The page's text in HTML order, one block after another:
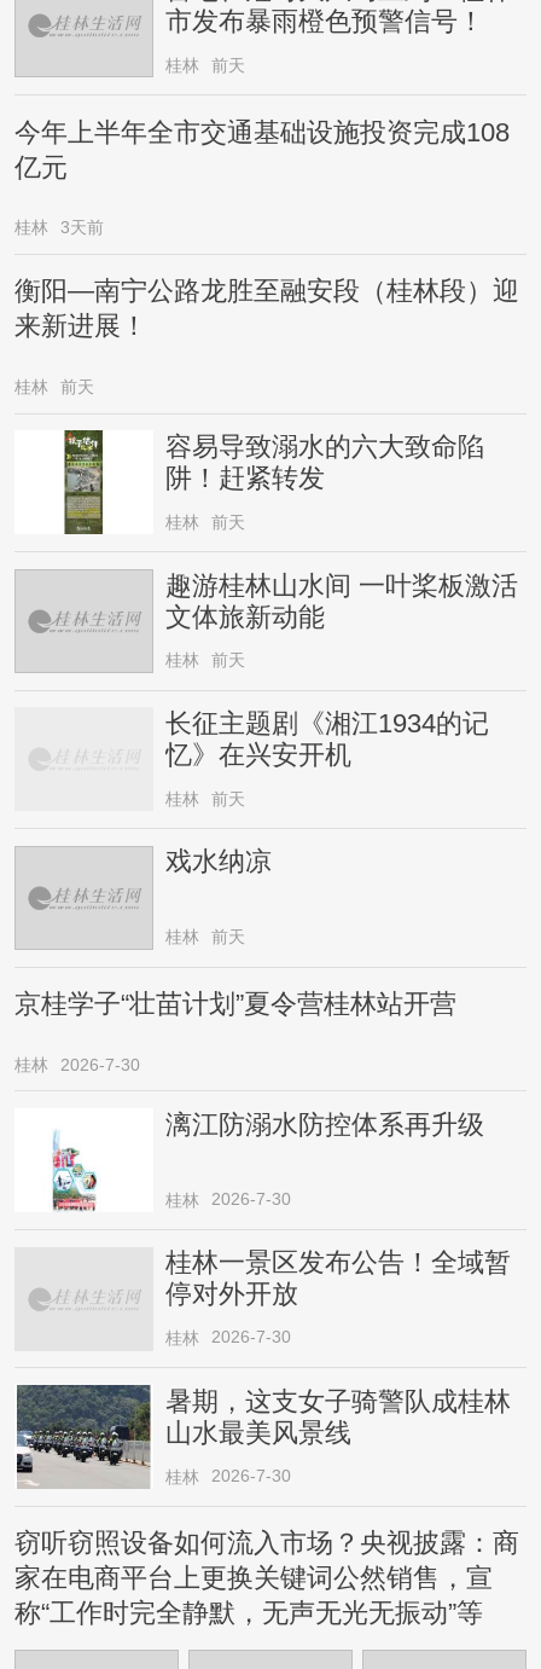
市发布暴雨橙色预警信号！
桂林 前天
今年上半年全市交通基础设施投资完成108
亿元
桂林 3天前
衡阳—南宁公路龙胜至融安段（桂林段）迎
来新进展！
桂林 前天
容易导致溺水的六大致命陷
阱！赶紧转发
桂林 前天
趣游桂林山水间 一叶桨板激活
文体旅新动能
桂林 前天
长征主题剧《湘江1934的记
忆》在兴安开机
桂林 前天
戏水纳凉
桂林 前天
京桂学子“壮苗计划”夏令营桂林站开营
桂林 2026-7-30
漓江防溺水防控体系再升级
桂林 2026-7-30
桂林一景区发布公告！全域暂
停对外开放
桂林 2026-7-30
暑期，这支女子骑警队成桂林
山水最美风景线
桂林 2026-7-30
窃听窃照设备如何流入市场？央视披露：商
家在电商平台上更换关键词公然销售，宣
称“工作时完全静默，无声无光无振动”等